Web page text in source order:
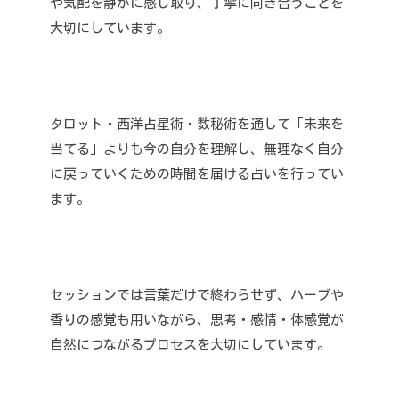
や気配を静かに感じ取り、丁寧に向き合うことを
大切にしています。
タロット・西洋占星術・数秘術を通して「未来を
当てる」よりも今の自分を理解し、無理なく自分
に戻っていくための時間を届ける占いを行ってい
ます。
セッションでは言葉だけで終わらせず、ハーブや
香りの感覚も用いながら、思考・感情・体感覚が
自然につながるプロセスを大切にしています。